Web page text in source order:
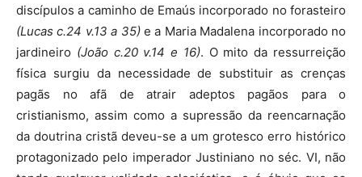
discípulos a caminho de Emaús incorporado no forasteiro
(Lucas c.24 v.13 a 35)e a Maria Madalena incorporado no
jardineiro (João c.20 v.14 e 16). O mito da ressurreição
física surgiu da necessidade de substituir as crenças
pagãs no afã de atrair adeptos pagãos para o
cristianismo, assim como a supressão da reencarnação
da doutrina cristã deveu-se a um grotesco erro histórico
protagonizado pelo imperador Justiniano no séc. VI, não